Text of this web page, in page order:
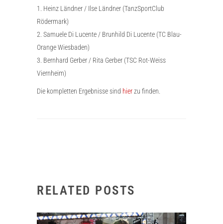
1. Heinz Ländner / Ilse Ländner (TanzSportClub
Rödermark)
2. Samuele Di Lucente / Brunhild Di Lucente (TC Blau-
Orange Wiesbaden)
3. Bernhard Gerber / Rita Gerber (TSC Rot-Weiss
Viernheim)
Die kompletten Ergebnisse sind hierzu finden.
RELATED POSTS